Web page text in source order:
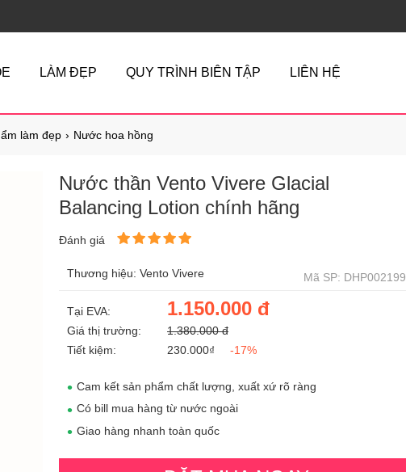
LÀM ĐẸP QUY TRÌNH BIÊN TẬP LIÊN HỆ
làm đẹp Nước hoa hồng
Nước thần Vento Vivere Glacial
Balancing Lotion chính hãng
Đánh giá
Thương hiệu: Vento Vivere Mã SP: DHP002199
Tại EVA: 1.150.000 đ
Giá thị trường:
1.380.000 đ
Tiết kiệm:
230.000₫ -17%
Cam kết sản phẩm chất lượng, xuất xứ rõ ràng
Có bill mua hàng từ nước ngoài
Giao hàng nhanh toàn quốc